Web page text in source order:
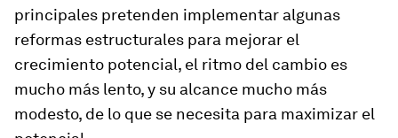
principales pretenden implementar algunas
reformas estructurales para mejorar el
crecimiento potencial, el ritmo del cambio es
mucho más lento, y su alcance mucho más
modesto, de lo que se necesita para maximizar el